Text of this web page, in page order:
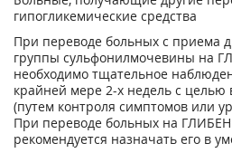
гипогликемические средства
При переводе больных с приема
группы сульфонилмочевины на
необходимо тщательное
крайней мере 2-х недель с целью
(путем контроля симптомов или
При переводе больных на
рекомендуется назначать его в